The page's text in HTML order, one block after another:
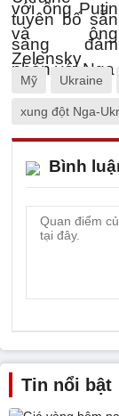
Mỹ Ukraine
xung đột Nga-
Bình
Tin nổi bật